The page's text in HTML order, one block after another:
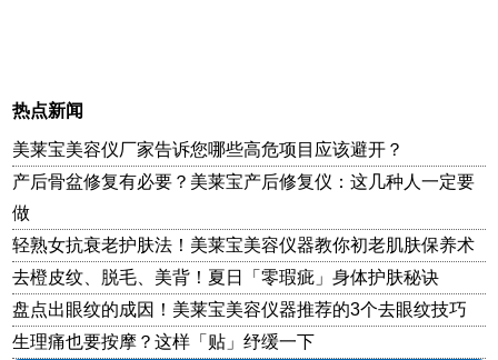
热点新闻
美莱宝美容仪厂家告诉您哪些高危项目应该避开？
产后骨盆修复有必要？美莱宝产后修复仪：这几种人一定要
做
轻熟女抗衰老护肤法！美莱宝美容仪器教你初老肌肤保养术
去橙皮纹、脱毛、美背！夏日「零瑕疵」身体护肤秘诀
盘点出眼纹的成因！美莱宝美容仪器推荐的3个去眼纹技巧
生理痛也要按摩？这样「贴」纾缓一下